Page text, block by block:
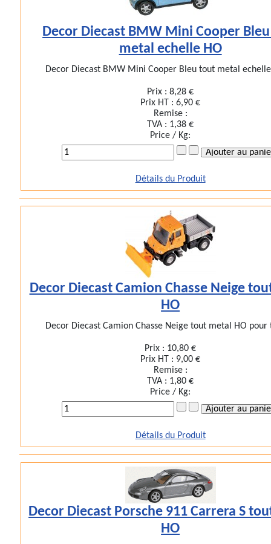
Decor Diecast BMW Mini Cooper
metal echelle HO
Decor Diecast BMW Mini Cooper Bleu tout metal
Prix :8,28 €
Prix HT :6,90 €
Remise :
TVA : 1,38 €
Price / Kg:
Détails du Produit
Decor Diecast Camion Chasse Neige
HO
Decor Diecast Camion Chasse Neige tout metal HO pour
Prix : 10,80 €
Prix HT : 9,00 €
Remise :
TVA : 1,80 €
Price / Kg:
Détails du Produit
Decor Diecast Porsche 911 Carrera S
HO